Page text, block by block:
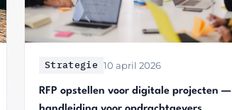
Strategie 10 april 2026
RFP opstellen voor digitale projecten —